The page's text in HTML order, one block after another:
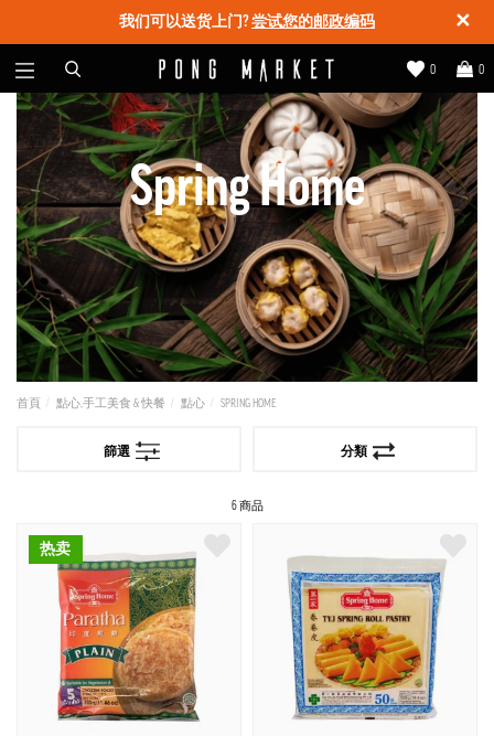
✕
我们可以送货上门?尝试您的邮政编码
0
0
Spring Home
首頁 點心,手工美食 & 快餐 點心 SPRING HOME
篩選 分類
6 商品
热卖